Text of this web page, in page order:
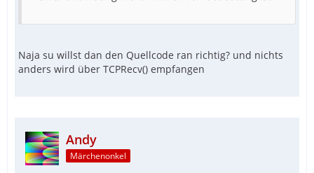
Naja su willst dan den Quellcode ran richtig? und nichts
anders wird über TCPRecv() empfangen
Andy
Märchenonkel